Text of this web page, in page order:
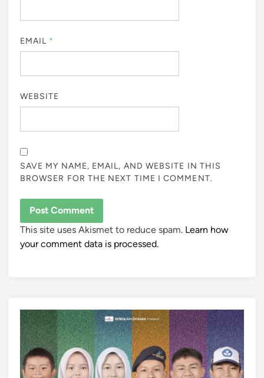
EMAIL *
WEBSITE
SAVE MY NAME, EMAIL, AND WEBSITE IN THIS
BROWSER FOR THE NEXT TIME I COMMENT.
This site uses Akismet to reduce spam. Learn how
your comment data is processed.